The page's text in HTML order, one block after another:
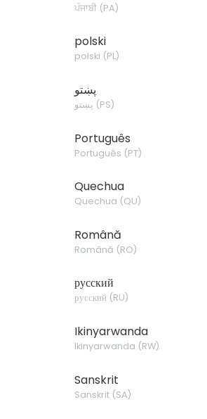
ਪੰਜਾਬੀ(PA)
polski
polski (PL)
پښتو
پښتو (PS)
Português
Português (PT)
Quechua
Quechua (QU)
Română
Română (RO)
русский
русский (RU)
Ikinyarwanda
Ikinyarwanda (RW)
Sanskrit
Sanskrit(SA)